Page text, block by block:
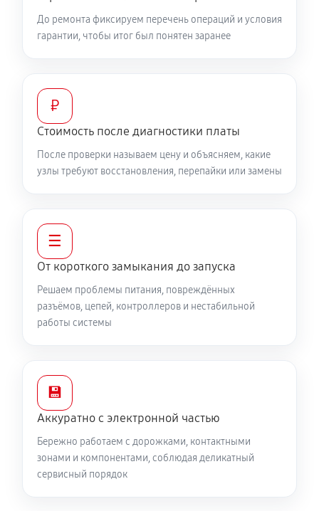
До ремонта фиксируем перечень операций и условия
гарантии, чтобы итог был понятен заранее
₽
Стоимость после диагностики платы
После проверки называем цену и объясняем, какие
узлы требуют восстановления, перепайки или замены
☰
От короткого замыкания до запуска
Решаем проблемы питания, повреждённых
разъёмов, цепей, контроллеров и нестабильной
работы системы
💾
Аккуратно с электронной частью
Бережно работаем с дорожками, контактными
зонами и компонентами, соблюдая деликатный
сервисный порядок